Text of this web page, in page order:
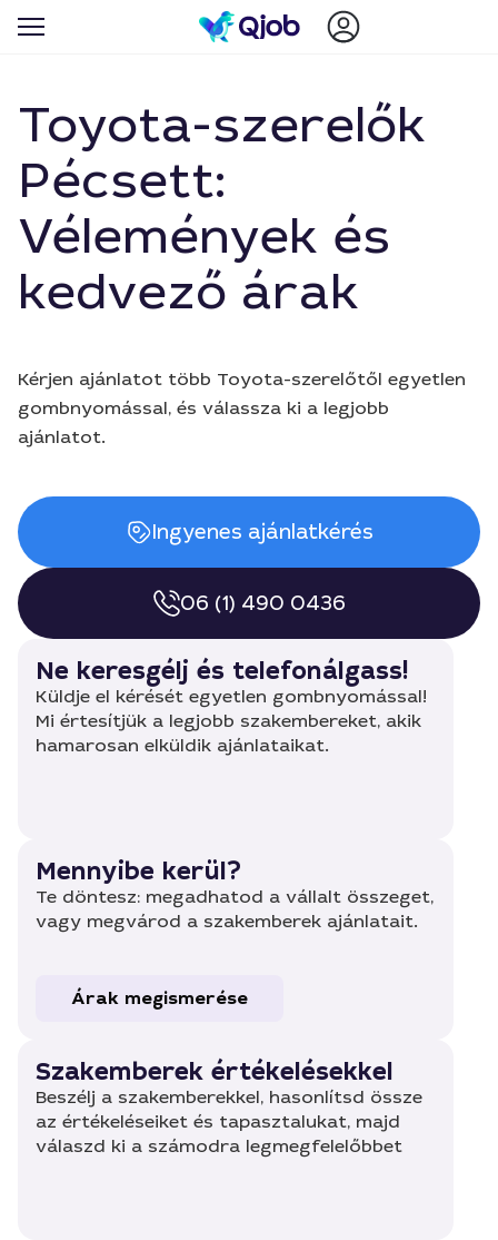
Toyota-szerelők
Pécsett:
Vélemények és
kedvező árak
Kérjen ajánlatot több Toyota-szerelőtől egyetlen
gombnyomással, és válassza ki a legjobb
ajánlatot.
Ingyenes ajánlatkérés
06 (1) 490 0436
Ne keresgélj és telefonálgass!
Küldje el kérését egyetlen gombnyomással!
Mi értesítjük a legjobb szakembereket, akik
hamarosan elküldik ajánlataikat.
Mennyibe kerül?
Te döntesz: megadhatod a vállalt összeget,
vagy megvárod a szakemberek ajánlatait.
Árak megismerése
Szakemberek értékelésekkel
Beszélj a szakemberekkel, hasonlítsd össze
az értékeléseiket és tapasztalukat, majd
válaszd ki a számodra legmegfelelőbbet